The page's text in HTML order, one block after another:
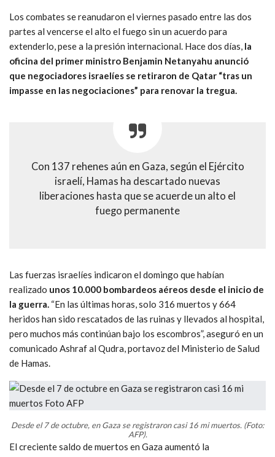
Los combates se reanudaron el viernes pasado entre las dos
partes al vencerse el alto el fuego sin un acuerdo para
extenderlo, pese a la presión internacional. Hace dos días, la
oficina del primer ministro Benjamin Netanyahu anunció
que negociadores israelíes se retiraron de Qatar “tras un
impasse en las negociaciones” para renovar la tregua.
Con 137 rehenes aún en Gaza, según el Ejército
israelí, Hamas ha descartado nuevas
liberaciones hasta que se acuerde un alto el
fuego permanente
Las fuerzas israelíes indicaron el domingo que habían
realizado unos 10.000 bombardeos aéreos desde el inicio de
la guerra. “En las últimas horas, solo 316 muertos y 664
heridos han sido rescatados de las ruinas y llevados al hospital,
pero muchos más continúan bajo los escombros”, aseguró en un
comunicado Ashraf al Qudra, portavoz del Ministerio de Salud
de Hamas.
Desde el 7 de octubre, en Gaza se registraron casi 16 mi muertos. (Foto:
AFP).
El creciente saldo de muertos en Gaza aumentó la